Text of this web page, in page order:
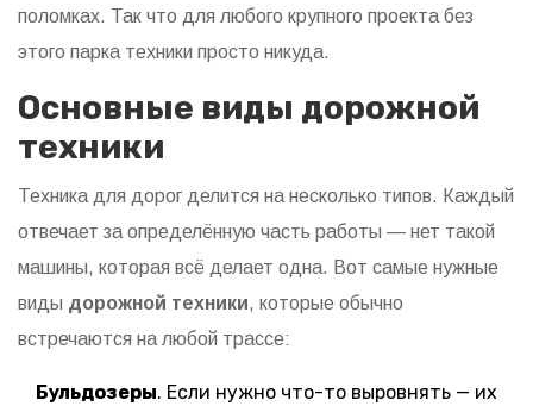
поломках. Так что для любого крупного проекта без
этого парка техники просто никуда.
Основные виды дорожной
техники
Техника для дорог делится на несколько типов. Каждый
отвечает за определённую часть работы — нет такой
машины, которая всё делает одна. Вот самые нужные
виды дорожной техники, которые обычно
встречаются на любой трассе:
Бульдозеры. Если нужно что-то выровнять — их